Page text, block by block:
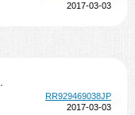
2017-03-03
RR929469038JP
2017-03-03